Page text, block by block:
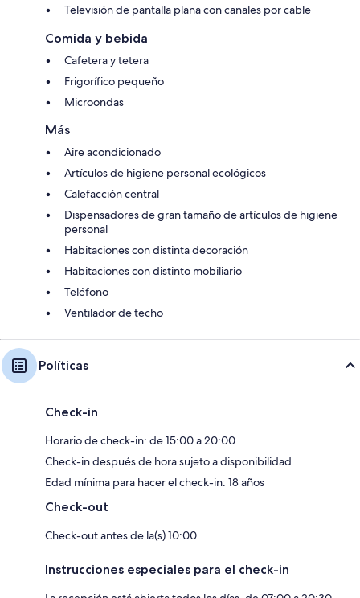
Televisión de pantalla plana con canales por cable
Comida y bebida
Cafetera y tetera
Frigorífico pequeño
Microondas
Más
Aire acondicionado
Artículos de higiene personal ecológicos
Calefacción central
Dispensadores de gran tamaño de artículos de higiene
personal
Habitaciones con distinta decoración
Habitaciones con distinto mobiliario
Teléfono
Ventilador de techo
Políticas
Check-in
Horario de check-in: de 15:00 a 20:00
Check-in después de hora sujeto a disponibilidad
Edad mínima para hacer el check-in: 18 años
Check-out
Check-out antes de la(s) 10:00
Instrucciones especiales para el check-in